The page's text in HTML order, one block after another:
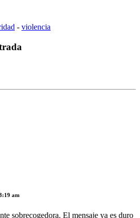
- violencia
am
sobrecogedora. El mensaje ya es duro